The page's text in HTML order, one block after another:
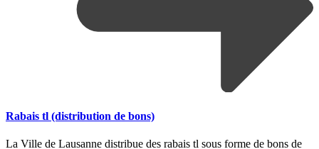
Rabais tl (distribution de bons)
La Ville de Lausanne distribue des rabais tl sous forme de bons de